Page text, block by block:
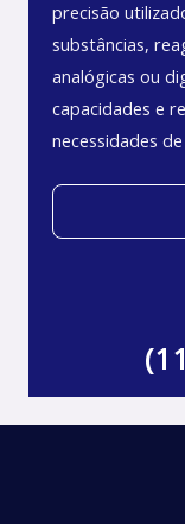
precisão
substâncias,
analógicas ou
capacidades e
necessidades